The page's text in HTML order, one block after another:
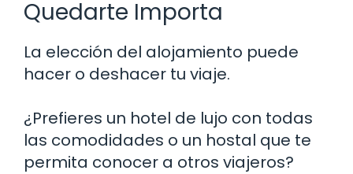
Quedarte Importa
La elección del alojamiento puede
hacer o deshacer tu viaje.
¿Prefieres un hotel de lujo con todas
las comodidades o un hostal que te
permita conocer a otros viajeros?